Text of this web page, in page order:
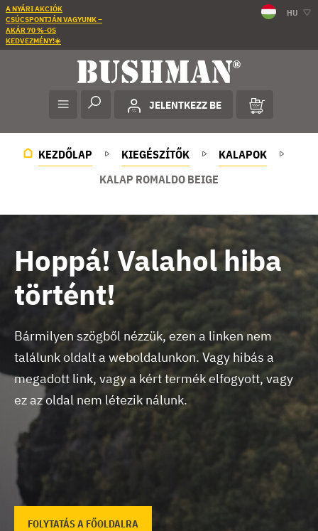
A NYÁRI AKCIÓK
CSÚCSPONTJÁN VAGYUNK –
AKÁR 70 %-OS
KEDVEZMÉNY!☀️
HU
JELENTKEZZ BE
KEZDŐLAP KIEGÉSZÍTŐK
KALAPOK
KALAP ROMALDO BEIGE
Hoppá! Valahol hiba
történt!
Bármilyen szögből nézzük, ezen a linken nem
találunk oldalt a weboldalunkon. Vagy hibás a
megadott link, vagy a kért termék elfogyott, vagy
ez az oldal nem létezik nálunk.
FOLYTATÁS A FŐOLDALRA